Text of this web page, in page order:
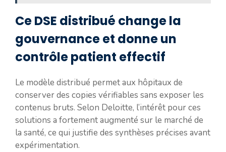
Ce DSE distribué change la
gouvernance et donne un
contrôle patient effectif
Le modèle distribué permet aux hôpitaux de
conserver des copies vérifiables sans exposer les
contenus bruts. Selon Deloitte, l’intérêt pour ces
solutions a fortement augmenté sur le marché de
la santé, ce qui justifie des synthèses précises avant
expérimentation.